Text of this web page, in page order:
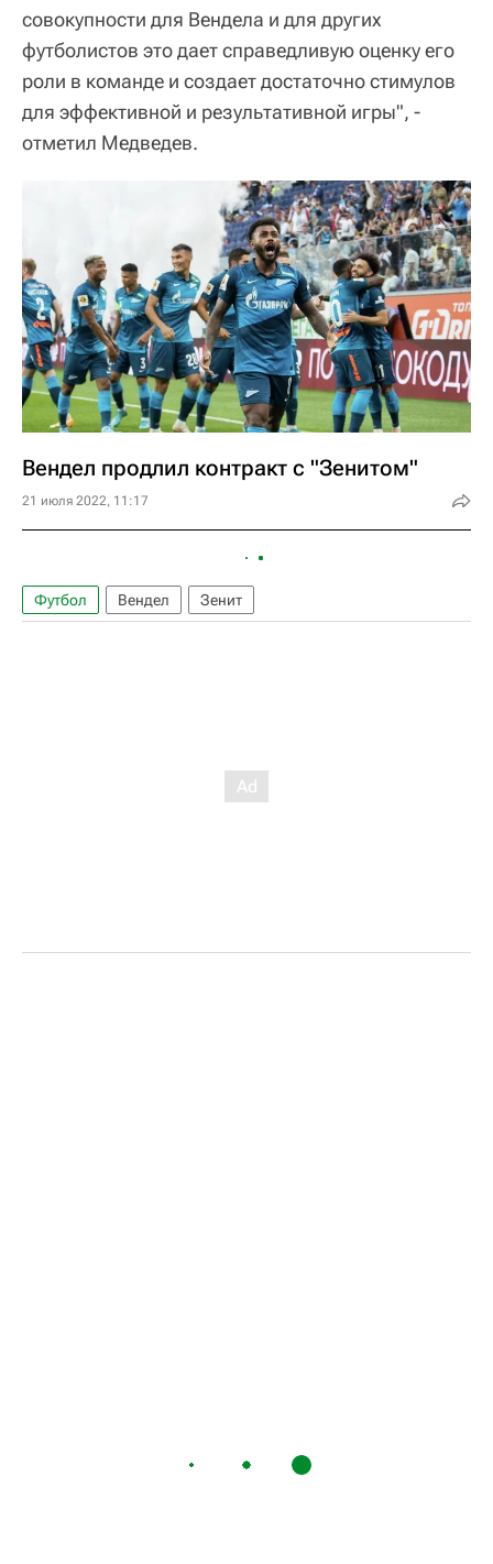
совокупности для Вендела и для других
футболистов это дает справедливую оценку его
роли в команде и создает достаточно стимулов
для эффективной и результативной игры", -
отметил Медведев.
Вендел продлил контракт с "Зенитом"
21 июля 2022, 11:17
Футбол Вендел Зенит